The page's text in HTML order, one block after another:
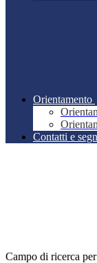
Orientamento
Contatti e
Campo di ricerca